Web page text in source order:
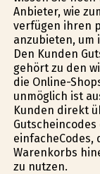
Anbieter, wie
verfügen ihren
anzubieten, um
Den Kunden
gehört zu den
die Online-
unmöglich ist
Kunden direkt
einfacheCodes,
Warenkorbs
zu nutzen.